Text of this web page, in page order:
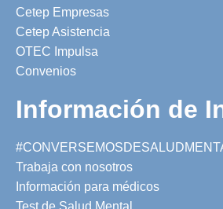
Cetep Empresas
Cetep Asistencia
OTEC Impulsa
Convenios
Información de
Trabaja con nosotros
Información para médicos